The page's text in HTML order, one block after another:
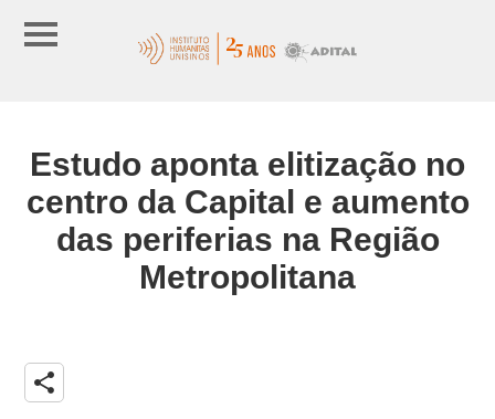
Estudo aponta elitização no
centro da Capital e aumento
das periferias na Região
Metropolitana
share